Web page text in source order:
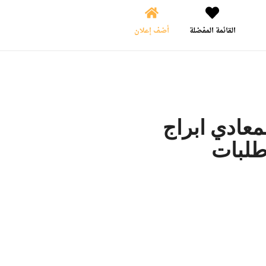
القائمة المفضلة أضف إعلان
ابراج